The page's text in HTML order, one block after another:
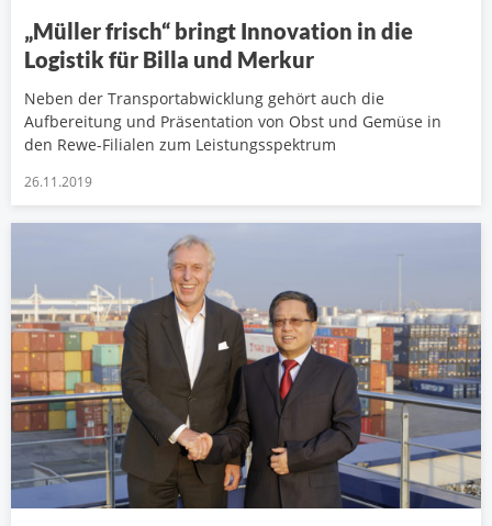
„Müller frisch“ bringt Innovation in die
Logistik für Billa und Merkur
Neben der Transportabwicklung gehört auch die
Aufbereitung und Präsentation von Obst und Gemüse in
den Rewe-Filialen zum Leistungsspektrum
26.11.2019